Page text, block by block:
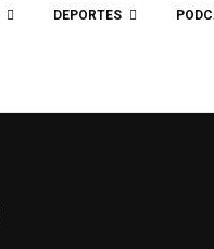
DEPORTES